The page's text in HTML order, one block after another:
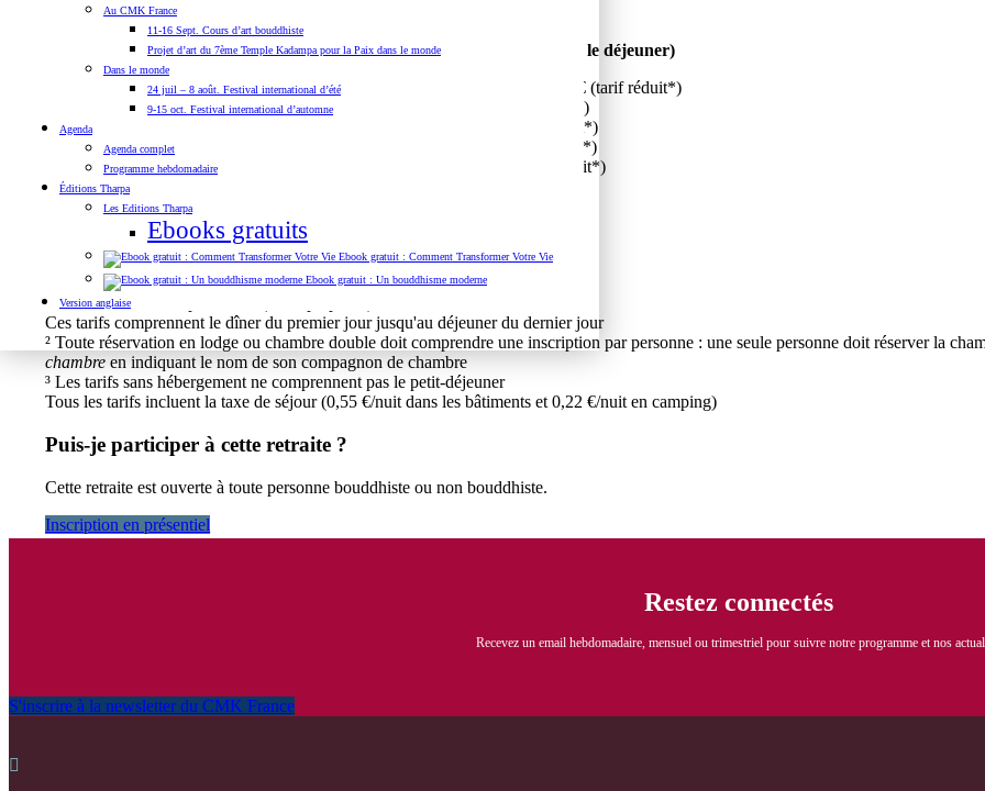
Au CMK France
11-16 Sept. Cours d’art bouddhiste
Projet d’art du 7ème Temple Kadampa pour la Paix dans le monde
Dans le monde
24 juil – 8 août. Festival international d’été
9-15 oct. Festival international d’automne
Agenda
Agenda complet
Programme hebdomadaire
Éditions Tharpa
Les Editions Tharpa
Ebooks gratuits
Ebook gratuit : Comment Transformer Votre Vie
Ebook gratuit : Un bouddhisme moderne
Version anglaise
2 nuits et 7 séances (du vendredi avant le diner jusqu'au dimanche après le déjeuner)
(peut accueillir jusqu'à 4 personne) : 195,10 € (tarif normal) / 160,10 € (tarif réduit*)
Ch. simple avec sdb privative :163,10 € (tarif normal) / 112,10 € (tarif réduit*)
Ch. simple avec sdb commune :
149,10 € (tarif normal) / 102,10 € (tarif réduit*)
Ch. double avec sdb privative² :
169,10 € (tarif normal) / 116,10 € (tarif réduit*)
Ch. double avec sdb commune² :
155,10 € (tarif normal) / 106,10 € (tarif réduit*)
Dortoir :91,10 € (tarif normal) / 60,10 € (tarif réduit*)
Camping :84,44 € (tarif normal) / 57,44 € (tarif réduit*)
Partage de chambre :78,10 € (tarif normal) / 53,10 € (tarif réduit*)
Sans hébergement³ :68 € (tarif normal) / 45 € (tarif réduit*)
* Tarif réduit pour toute personne ayant de difficultés financières
** Dortoirs de 4 à 6 personnes (lits superposés)
Ces tarifs comprennent le dîner du premier jour jusqu'au déjeuner du dernier jour
² Toute réservation en lodge ou chambre double doit comprendre une inscription par personne : une seule personne doit réserver la
chambre en indiquant le nom de son compagnon de chambre
³ Les tarifs sans hébergement ne comprennent pas le petit-déjeuner
Tous les tarifs incluent la taxe de séjour (0,55 €/nuit dans les bâtiments et 0,22 €/nuit en camping)
Puis-je participer à cette retraite ?
Cette retraite est ouverte à toute personne bouddhiste ou non bouddhiste.
Inscription en présentiel
Restez connectés
Recevez un email hebdomadaire, mensuel ou trimestriel pour suivre notre programme et nos
S'inscrire à la newsletter du CMK France
